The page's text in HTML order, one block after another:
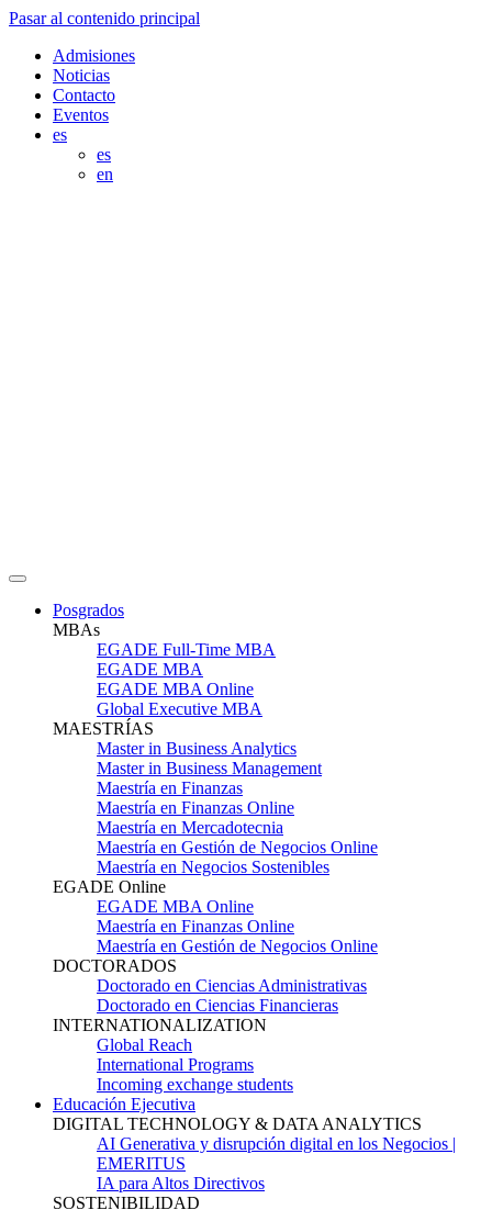
Pasar al contenido principal
Admisiones
Noticias
Contacto
Eventos
es
es
en
Posgrados
MBAs
EGADE Full-Time MBA
EGADE MBA
EGADE MBA Online
Global Executive MBA
MAESTRÍAS
Master in Business Analytics
Master in Business Management
Maestría en Finanzas
Maestría en Finanzas Online
Maestría en Mercadotecnia
Maestría en Gestión de Negocios Online
Maestría en Negocios Sostenibles
EGADE Online
EGADE MBA Online
Maestría en Finanzas Online
Maestría en Gestión de Negocios Online
DOCTORADOS
Doctorado en Ciencias Administrativas
Doctorado en Ciencias Financieras
INTERNATIONALIZATION
Global Reach
International Programs
Incoming exchange students
Educación Ejecutiva
DIGITAL TECHNOLOGY & DATA ANALYTICS
AI Generativa y disrupción digital en los Negocios |
EMERITUS
IA para Altos Directivos
SOSTENIBILIDAD